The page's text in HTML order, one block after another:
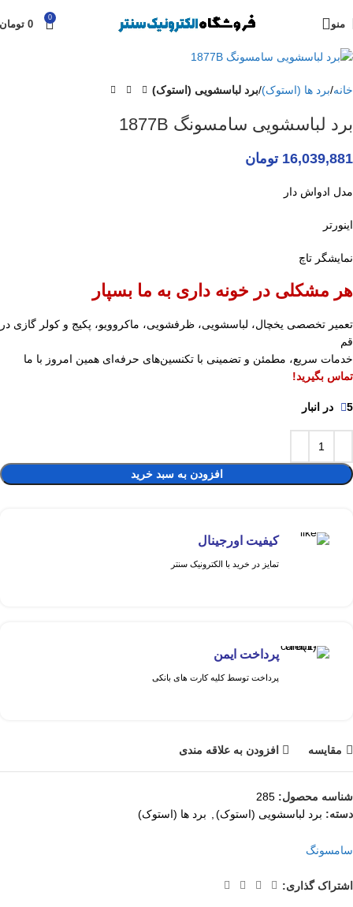
منو
0
0 تومان
خانه برد ها (استوک) برد لباسشویی (استوک)
برد لباسشویی سامسونگ 1877B
16,039,881 تومان
مدل ادواش دار
اینورتر
نمایشگر تاچ
هر مشکلی در خونه داری به ما بسپار
تعمیر تخصصی یخچال، لباسشویی، ظرفشویی، ماکروویو، پکیج و کولر گازی در
قم
خدمات سریع، مطمئن و تضمینی با تکنسین‌های حرفه‌ای همین امروز با ما
تماس بگیرید!
5 در انبار
افزودن به سبد خرید
کیفیت اورجینال
تمایز در خرید با الکترونیک سنتر
پرداخت ایمن
پرداخت توسط کلیه کارت های بانکی
مقايسه افزودن به علاقه مندی
شناسه محصول: 285
دسته: برد لباسشویی (استوک), برد ها (استوک)
سامسونگ
اشتراک گذاری: